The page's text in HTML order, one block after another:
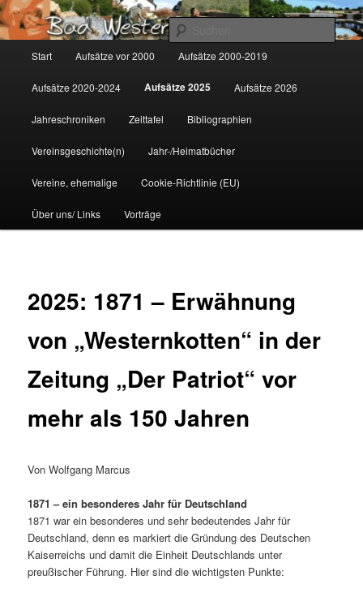
Zum
primären
Inhalt
springen
Gemeinsam für Bad Westernkotten
Start Aufsätze vor 2000 Aufsätze 2000-2019
Aufsätze 2020-2024 Aufsätze 2025 Aufsätze 2026
Jahreschroniken Zeittafel Bibliographien
Vereinsgeschichte(n) Jahr-/Heimatbücher
Vereine, ehemalige Cookie-Richtlinie (EU)
Über uns/ Links Vorträge
2025: 1871 – Erwähnung
von „Westernkotten“ in der
Zeitung „Der Patriot“ vor
mehr als 150 Jahren
Von Wolfgang Marcus
1871 – ein besonderes Jahr für Deutschland
1871 war ein besonderes und sehr bedeutendes Jahr für
Deutschland, denn es markiert die Gründung des Deutschen
Kaiserreichs und damit die Einheit Deutschlands unter
preußischer Führung. Hier sind die wichtigsten Punkte: